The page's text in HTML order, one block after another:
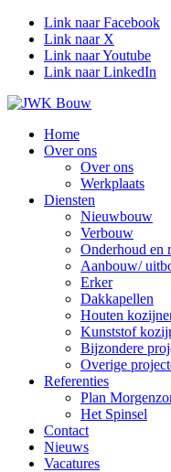
Link naar Facebook
Link naar X
Link naar Youtube
Link naar LinkedIn
Home
Over ons
Over ons
Werkplaats
Diensten
Nieuwbouw
Verbouw
Onderhoud en
Aanbouw/
Erker
Dakkapellen
Houten
Kunststof
Bijzondere
Overige
Referenties
Plan
Het Spinsel
Contact
Nieuws
Vacatures